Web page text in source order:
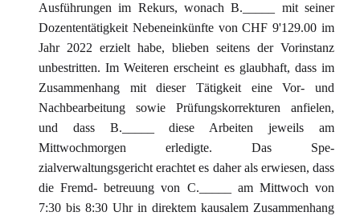
Ausführungen im Rekurs, wonach B._____ mit seiner
Dozententätigkeit Nebeneinkünfte von CHF 9'129.00 im
Jahr 2022 erzielt habe, blieben seitens der Vorinstanz
unbestritten. Im Weiteren erscheint es glaubhaft, dass im
Zusammenhang mit dieser Tätigkeit eine Vor- und
Nachbearbeitung sowie Prüfungskorrekturen anfielen,
und dass B._____ diese Arbeiten jeweils am
Mittwochmorgen erledigte. Das Spe-
zialverwaltungsgericht erachtet es daher als erwiesen, dass
die Fremd- betreuung von C._____ am Mittwoch von
7:30 bis 8:30 Uhr in direktem kausalem Zusammenhang